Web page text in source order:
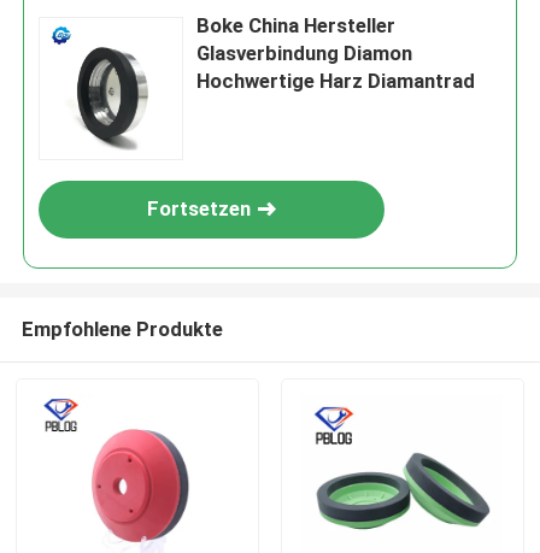
Boke China Hersteller
Glasverbindung Diamon
Hochwertige Harz Diamantrad
Fortsetzen
Empfohlene Produkte